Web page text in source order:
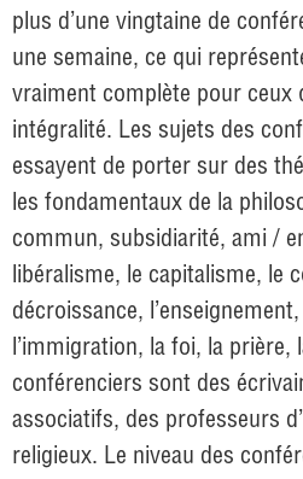
plus d’une vingtaine de
une semaine, ce qui
vraiment complète pour ceux
intégralité. Les sujets des
essayent de porter sur des
les fondamentaux de la
commun, subsidiarité, ami /
libéralisme, le capitalisme, le
décroissance,
l’immigration, la foi, la
conférenciers sont des
associatifs, des professeurs
religieux. Le niveau des